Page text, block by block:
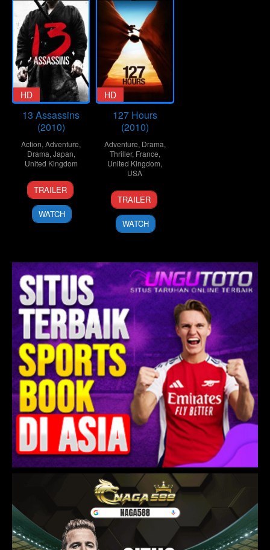
HD
13 Assassins
(2010)
Action,Adventure,
Drama, Japan,
United Kingdom
25
Sep
2010
Takashi
Miike
TRAILER
WATCH
HD
127 Hours
(2010)
Adventure, Drama,
Thriller, France,
United Kingdom,
USA
12
Nov
2010
Danny
Boyle
TRAILER
WATCH